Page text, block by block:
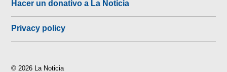
Hacer un donativo a La Noticia
Privacy policy
© 2026 La Noticia